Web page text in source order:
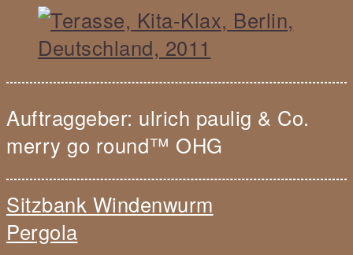
Auftraggeber: ulrich paulig & Co.
merry go round™ OHG
Navigation
innerhalb
Sitzbank Windenwurm
Pergola